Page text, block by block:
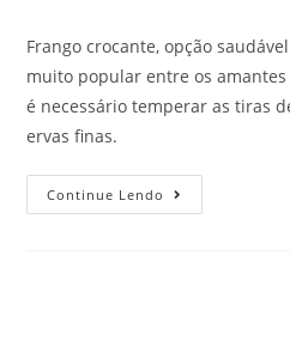
Frango crocante, opção
muito popular entre os
é necessário temperar as tiras
ervas finas.
Continue Lendo